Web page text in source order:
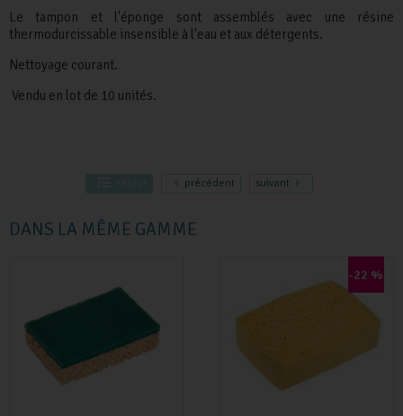
Le tampon et l'éponge sont assemblés avec une résine
thermodurcissable insensible à l'eau et aux détergents.
Nettoyage courant.
Vendu en lot de 10 unités.
précédent suivant
DANS LA MÊME GAMME
-22 %